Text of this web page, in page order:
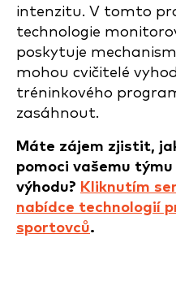
intenzitu. V tomto
technologie
poskytuje
mohou cvičitelé
tréninkového
zasáhnout.
Máte zájem zjistit,
pomoci vašemu
výhodu? Kliknutím
nabídce technologií
sportovců.